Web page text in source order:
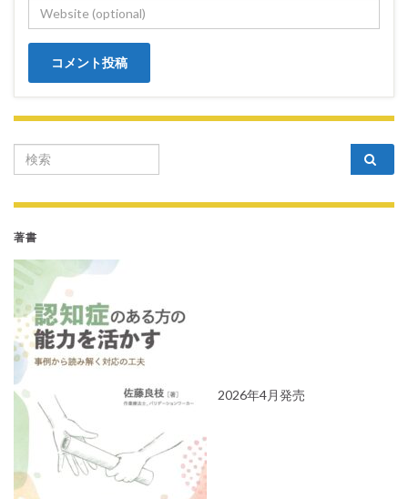
Search for:
著書
2026年4月発売